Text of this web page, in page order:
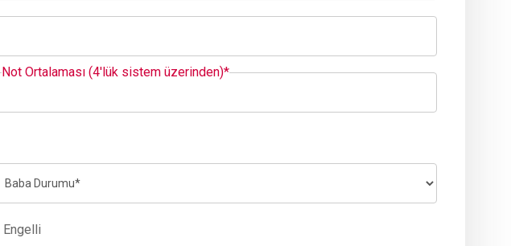
Not Ortalaması (4'lük sistem üzerinden)*
Engelli